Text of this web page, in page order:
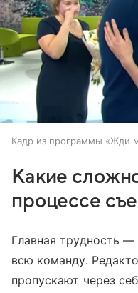
Кадр из программы «Жди
Какие
процессе
Главная трудность —
всю команду.
пропускают через